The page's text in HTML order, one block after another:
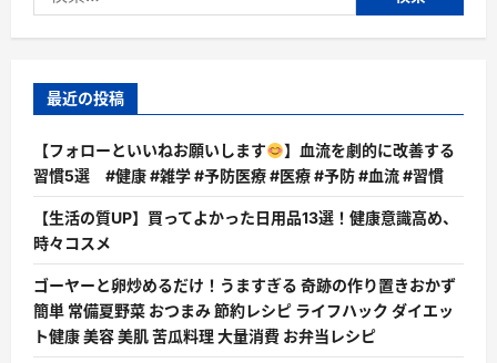
に
読
索:
最近の投稿
【フォローといいねお願いします
】血流を劇的に改善する
習慣5選 #健康 #雑学 #予防医療 #医療 #予防 #血流 #習慣
【生活の質UP】買ってよかった日用品13選！健康意識高め、
時々コスメ
ゴーヤーと卵炒めるだけ！うますぎる 奇跡の作り置きおかず
簡単 常備夏野菜 おつまみ 節約レシピ ライフハック ダイエッ
ト健康 美容 美肌 苦瓜料理 大量消費 お弁当レシピ